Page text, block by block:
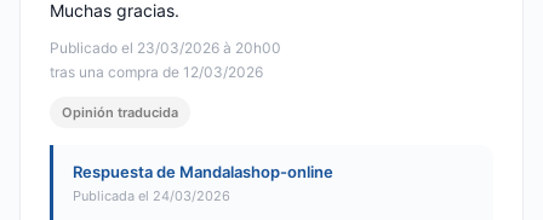
Publicado el 23/03/2026 à 20h00
tras una compra de 12/03/2026
Muchas gracias.
Opinión traducida
Respuesta de Mandalashop-online
Publicada el 24/03/2026